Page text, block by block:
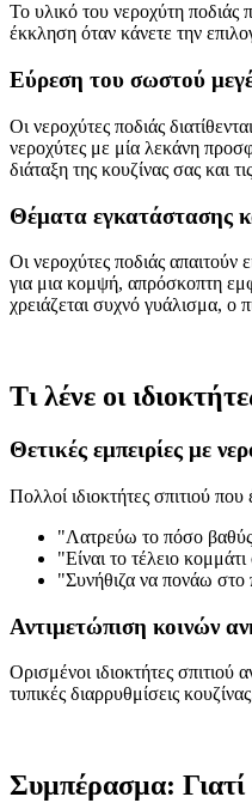
Το υλικό του νεροχύτη ποδιάς
έκκληση όταν κάνετε την
Εύρεση του σωστού
Οι νεροχύτες ποδιάς
νεροχύτες με μία λεκάνη
διάταξη της κουζίνας σας και
Θέματα εγκατάστασης
Οι νεροχύτες ποδιάς
για μια κομψή, απρόσκοπτη
χρειάζεται συχνό γυάλισμα, ο
Τι λένε οι
Θετικές εμπειρίες με
Πολλοί ιδιοκτήτες σπιτιού
"Λατρεύω το πόσο βαθύς
"Είναι το τέλειο
"Συνήθιζα να πονάω στο
Αντιμετώπιση κοινών
Ορισμένοι ιδιοκτήτες
τυπικές διαρρυθμίσεις
Συμπέρασμα: Γιατί